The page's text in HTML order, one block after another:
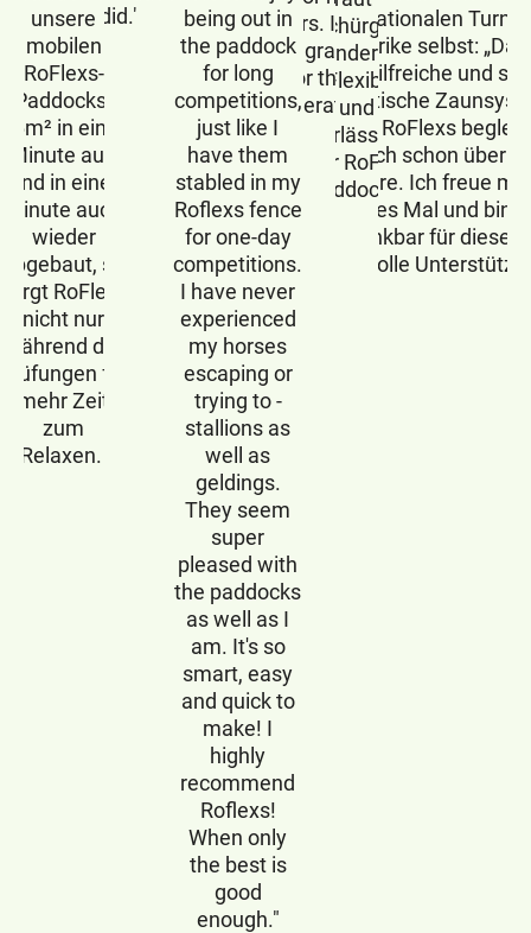
unsere
mobilen
RoFlexs-
Paddocks.
56m² in einer
Minute auf-
und in einer
Minute auch
wieder
abgebaut, so
sorgt RoFlexs
nicht nur
während der
Prüfungen für
mehr Zeit
zum
Relaxen.
did."
being out in
the paddock
for long
competitions,
just like I
have them
stabled in my
Roflexs fence
for one-day
competitions.
I have never
experienced
my horses
escaping or
trying to -
stallions as
well as
geldings.
They seem
super
pleased with
the paddocks
as well as I
am. It's so
smart, easy
and quick to
make! I
highly
recommend
Roflexs!
When only
the best is
good
enough."
years. I am
very grateful
for this
cooperation."
Schürger
besonders auf
die Flexibilität
und
Zuverlässigkeit
ihrer RoFlexs
Paddocks.
internationalen
Ulrike selbst: „Das
hilfreiche und so
praktische
von RoFlexs
mich schon über
Jahre. Ich freue
jedes Mal und bin
dankbar für diese
wertvolle